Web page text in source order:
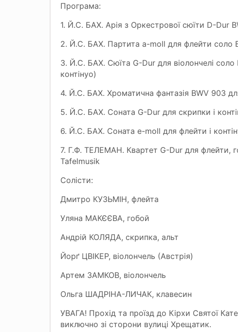
Програма:
1. Й.С. БАХ. Арія з Оркестрової сюїти D-Dur
2. Й.С. БАХ. Партита a-moll для флейти соло
3. Й.С. БАХ. Сюїта G-Dur для віолончелі соло
контінуо)
4. Й.С. БАХ. Хроматична фантазія BWV 903
5. Й.С. БАХ. Соната G-Dur для скрипки і
6. Й.С. БАХ. Соната e-moll для флейти і
7. Г.Ф. ТЕЛЕМАН. Квартет G-Dur для флейти,
Tafelmusik
Солісти:
Дмитро КУЗЬМІН, флейта
Уляна МАКЄЄВА, гобой
Андрій КОЛЯДА, скрипка, альт
Йорґ ЦВІКЕР, віолончель (Австрія)
Артем ЗАМКОВ, віолончель
Ольга ШАДРІНА-ЛИЧАК, клавесин
УВАГА! Прохід та проїзд до Кірхи Святої
виключно зі сторони вулиці Хрещатик.